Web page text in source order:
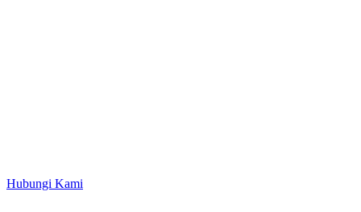
Hubungi Kami